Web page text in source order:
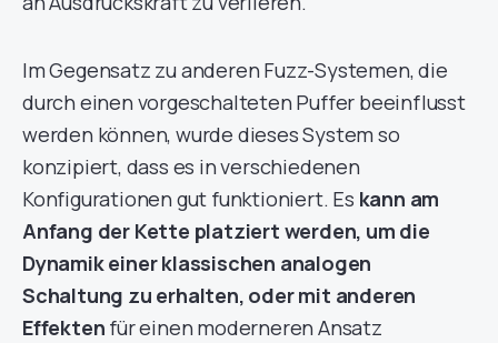
Im Gegensatz zu anderen Fuzz-Systemen, die
durch einen vorgeschalteten Puffer beeinflusst
werden können, wurde dieses System so
konzipiert, dass es in verschiedenen
Konfigurationen gut funktioniert. Es kann am
Anfang der Kette platziert werden, um die
Dynamik einer klassischen analogen
Schaltung zu erhalten, oder mit anderen
Effekten für einen moderneren Ansatz